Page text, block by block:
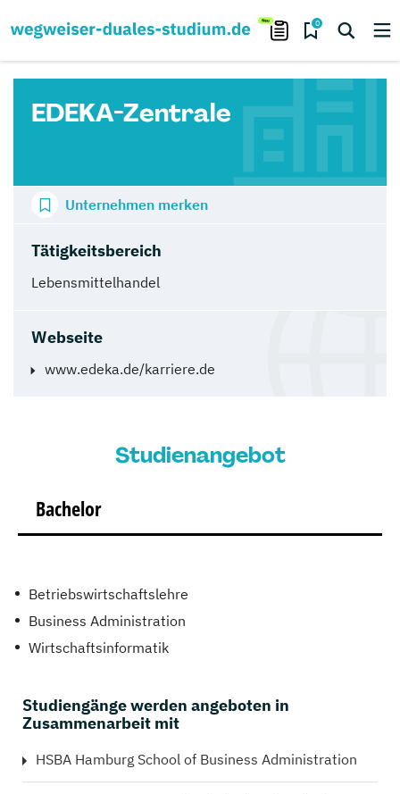
0
EDEKA-Zentrale
Tätigkeitsbereich
Lebensmittelhandel
Webseite
www.edeka.de/karriere.de
Unternehmen merken
Studienangebot
Bachelor
Betriebswirtschaftslehre
Business Administration
Wirtschaftsinformatik
Studiengänge werden angeboten in
Zusammenarbeit mit
HSBA Hamburg School of Business Administration